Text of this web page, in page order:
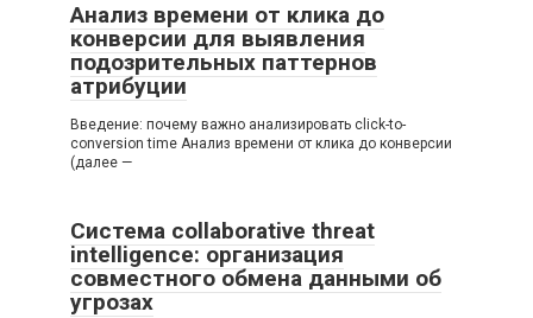
Анализ времени от клика до
конверсии для выявления
подозрительных паттернов
атрибуции
Введение: почему важно анализировать click-to-
conversion time Анализ времени от клика до конверсии
(далее —
Система collaborative threat
intelligence: организация
совместного обмена данными об
угрозах